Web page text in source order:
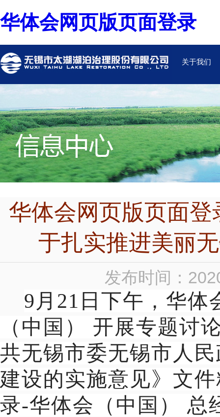
华体会网页版页面登录
关于我们
华体会网页版页面登
于扎实推进美丽
发布时间：
9 月21日下午，华
（中国） 开展专题讨
共无锡市委无锡市人
建设的实施意见》文
录-华体会（中国） 总